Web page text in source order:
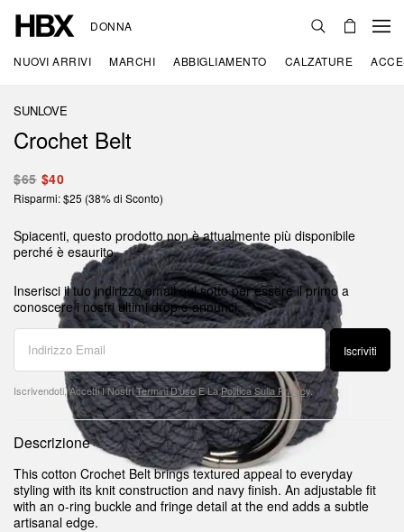
DONNA
NUOVI ARRIVI MARCHI ABBIGLIAMENTO CALZATURE
SUNLOVE
Crochet Belt
$65 $40
Risparmi: $25 (38% di Sconto)
Spiacenti, questo prodotto non è attualmente più disponibile
perché è esaurito.
Inserisci il tuo indirizzo email qui sotto per essere il primo a
conoscere i nostri ultimi drop e annunci.
Iscriviti
Iscrivendoti, Accetti I NostriTermini D'usoE LaPolitica Sulla Privacy.
Descrizione
This cotton Crochet Belt brings textured appeal to everyday
styling with its knit construction and navy finish. An adjustable fit
with an o-ring buckle and fringe detail at the end adds a subtle
artisanal edge.